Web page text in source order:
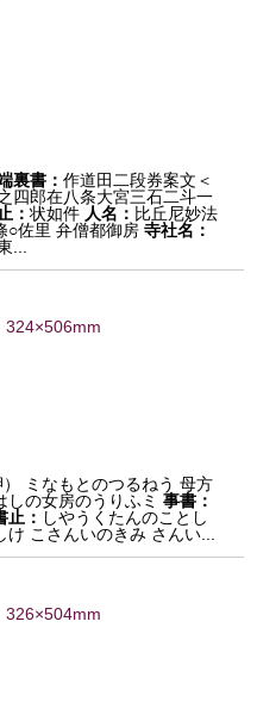
裏書：作道田二段券案文＜
四郎在八条大宮三石二斗一
：状如件 人名： 比丘尼妙法
○佐里 弁僧都御房 寺社名：
...
324×506mm
ミなもとのつるねう 母方
しの女房のうりふミ 事書：
止： しやうくたんのことし
こさんいのきみ さんい...
326×504mm